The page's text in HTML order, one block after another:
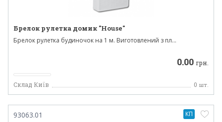
Брелок рулетка домик "House"
Брелок рулетка будиночок на 1 м. Виготовлений з пл...
0.00 грн.
Склад Київ 0 шт.
93063.01 КП